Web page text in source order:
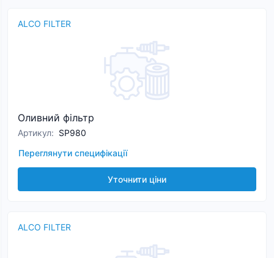
ALCO FILTER
Оливний фільтр
Артикул: SP980
Переглянути специфікації
Уточнити ціни
ALCO FILTER